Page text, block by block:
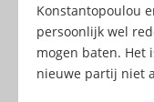
Konstantopoulou
persoonlijk wel
mogen baten. Het
nieuwe partij niet